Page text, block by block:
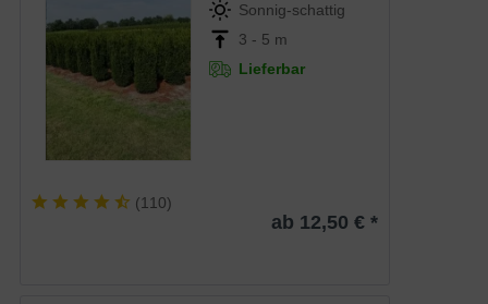
Sonnig-schattig
3 - 5 m
Lieferbar
(110)
ab 12,50 € *